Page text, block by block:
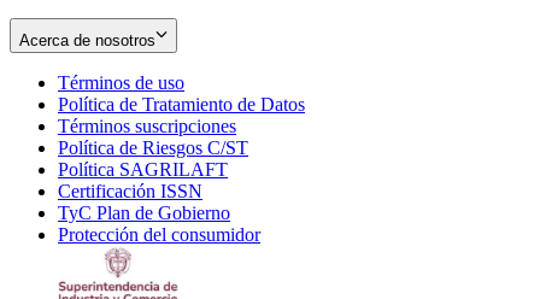
Acerca de nosotros
Términos de uso
in
new
window
Política de Tratamiento de Datos
Términos suscripciones
in
Política de Riesgos C/ST
Política SAGRILAFT
new
window
Certificación ISSN
in
new
TyC Plan de Gobierno
in
Protección del consumidorOpens